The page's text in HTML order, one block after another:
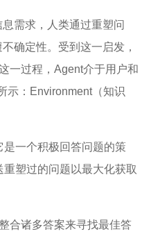
需求，人类通过重塑问
确定性。受到这一启发，
一过程，Agent介于用户和
示：Environment（知识
一个积极回答问题的策
塑过的问题以最大化获取
合诸多答案来寻找最佳答